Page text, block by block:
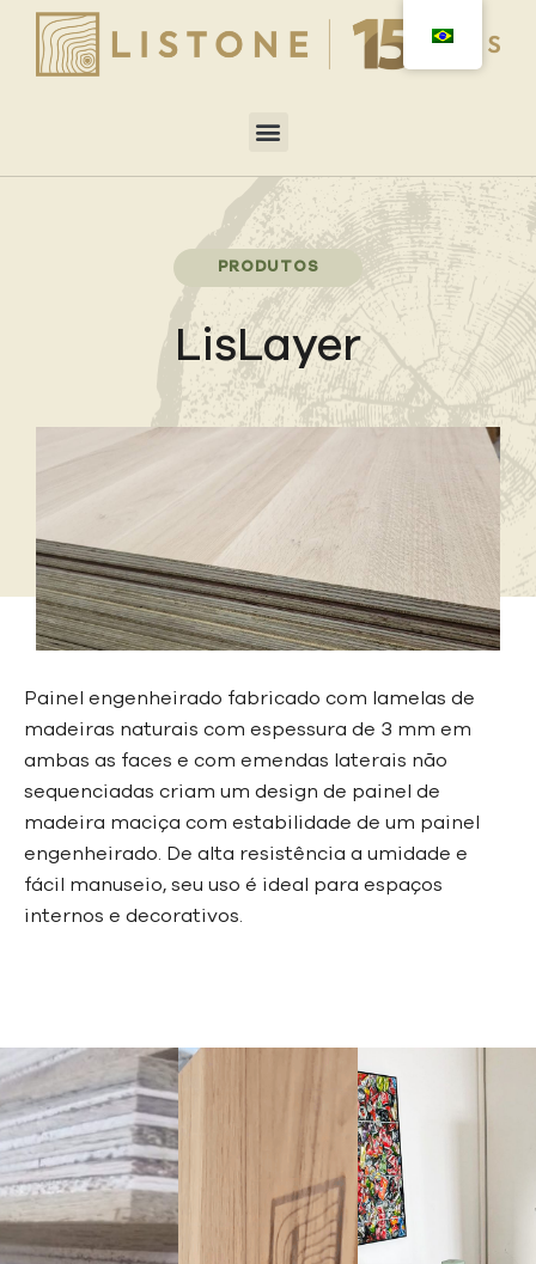
PRODUTOS
LisLayer
Painel engenheirado fabricado com lamelas de
madeiras naturais com espessura de 3 mm em
ambas as faces e com emendas laterais não
sequenciadas criam um design de painel de
madeira maciça com estabilidade de um painel
engenheirado. De alta resistência a umidade e
fácil manuseio, seu uso é ideal para espaços
internos e decorativos.